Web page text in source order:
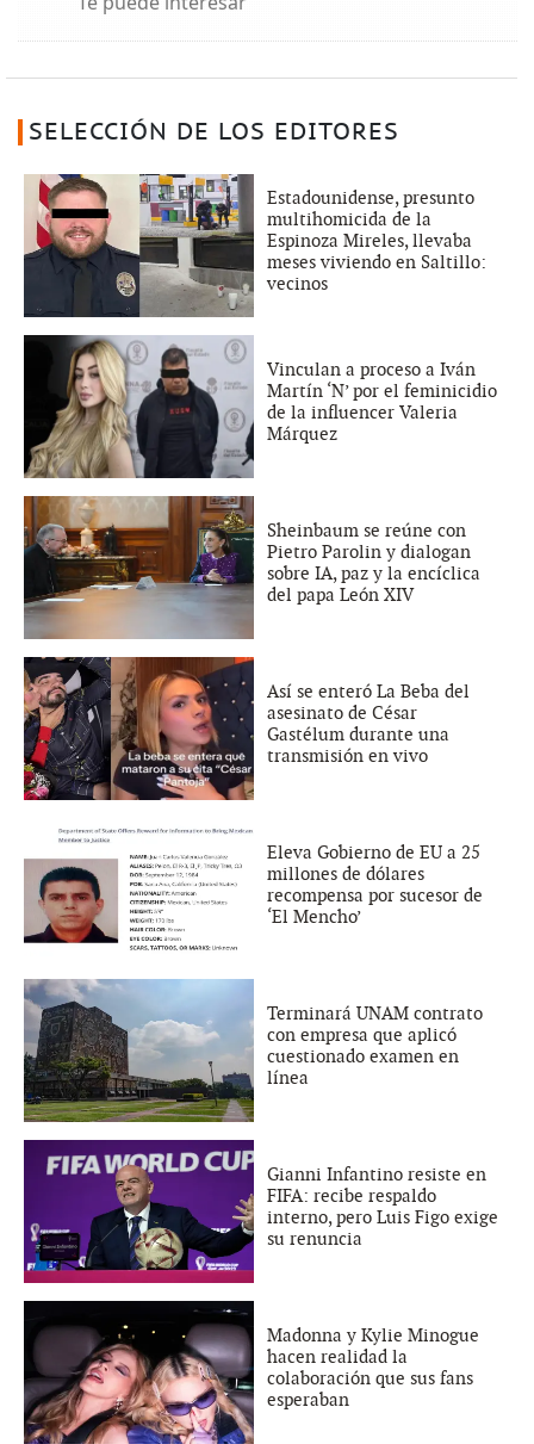
SELECCIÓN DE LOS EDITORES
Estadounidense, presunto
multihomicida de la
Espinoza Mireles, llevaba
meses viviendo en Saltillo:
vecinos
Vinculan a proceso a Iván
Martín ‘N’ por el feminicidio
de la influencer Valeria
Márquez
Sheinbaum se reúne con
Pietro Parolin y dialogan
sobre IA, paz y la encíclica
del papa León XIV
Así se enteró La Beba del
asesinato de César
Gastélum durante una
transmisión en vivo
Eleva Gobierno de EU a 25
millones de dólares
recompensa por sucesor de
‘El Mencho’
Terminará UNAM contrato
con empresa que aplicó
cuestionado examen en
línea
Gianni Infantino resiste en
FIFA: recibe respaldo
interno, pero Luis Figo exige
su renuncia
Madonna y Kylie Minogue
hacen realidad la
colaboración que sus fans
esperaban